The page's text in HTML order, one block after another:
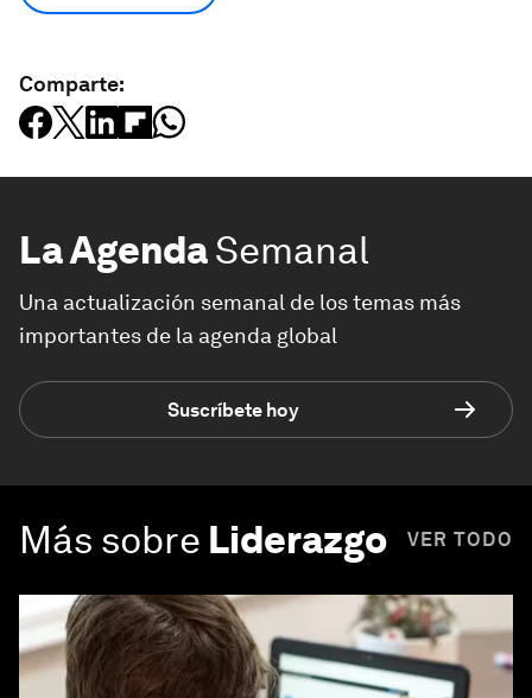
Comparte:
La AgendaSemanal
Una actualización semanal de los temas más
importantes de la agenda global
Suscríbete hoy
Más sobre Liderazgo VER TODO